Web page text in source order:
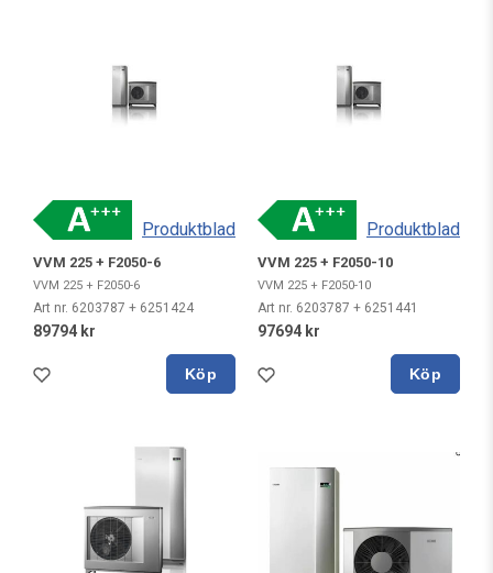
Produktblad
VVM 225 + F2050-6
VVM 225 + F2050-6
Art nr. 6203787 + 6251424
89794 kr
Köp
Produktblad
VVM 225 + F2050-10
VVM 225 + F2050-10
Art nr. 6203787 + 6251441
97694 kr
Köp